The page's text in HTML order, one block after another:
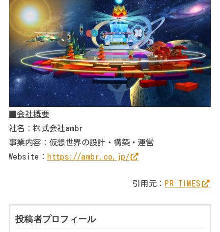
■会社概要
社名：株式会社ambr
事業内容：仮想世界の設計・構築・運営
Website： https://ambr.co.jp/
引用元： PR TIMES
投稿者プロフィール